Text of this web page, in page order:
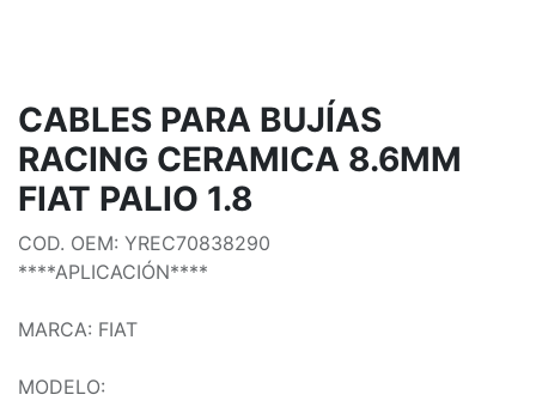
CABLES PARA BUJÍAS
RACING CERAMICA 8.6MM
FIAT PALIO 1.8
COD. OEM: YREC70838290
****APLICACIÓN****
MARCA: FIAT
MODELO: